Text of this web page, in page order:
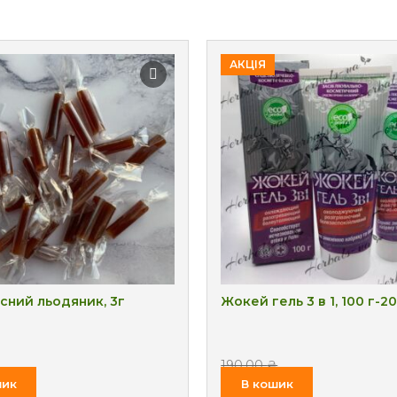
льодяник, 3г
АКЦІЯ
Жокей гель 3 в 1, 100 г-
190.00₴
140.00₴
В кошик